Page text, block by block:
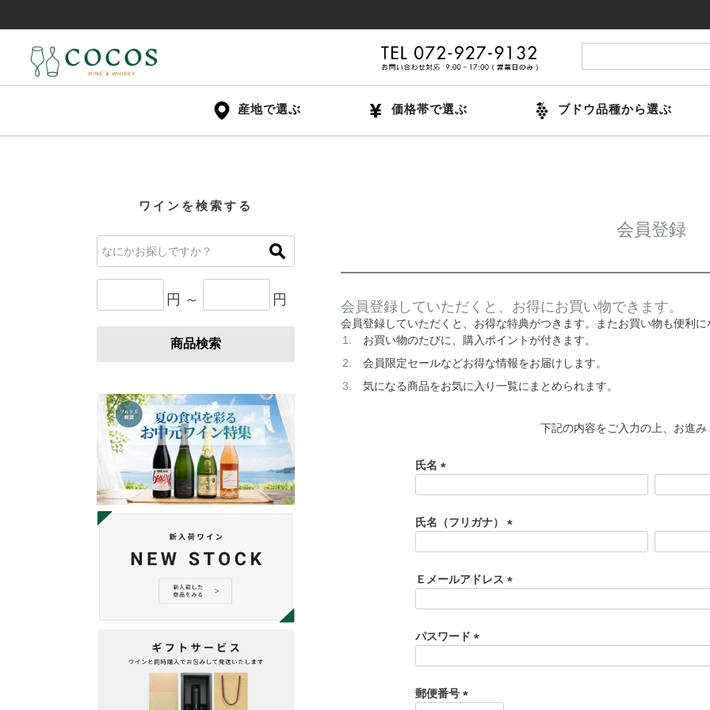
産地で選ぶ 価格帯で選ぶ ブドウ品種から選ぶ
ワインを検索する
円 ～ 円
商品検索
会員登録
会員登録していただくと、お得にお買い物できます。
会員登録していただくと、お得な特典がつきます。またお買い物も便利に
お買い物のたびに、購入ポイントが付きます。
会員限定セールなどお得な情報をお届けします。
気になる商品をお気に入り一覧にまとめられます。
下記の内容をご入力の上、お進み
氏名
須
)
氏名（フリガナ）
須
)
Ｅメールアドレス
)
パスワード
)
郵便番号